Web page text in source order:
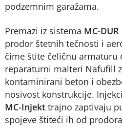
podzemnim garažama.
Premazi iz sistema MC-
prodor štetnih tečnosti i
čime štite čeličnu armaturu
reparaturni malteri Nafufill
kontaminirani beton i
nosivost konstrukcije.
MC-Injekt trajno zaptivaju
spojeve štiteći ih od